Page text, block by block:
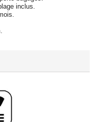
inclus.